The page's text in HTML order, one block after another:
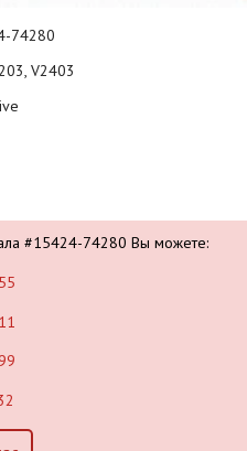
74280
V2403
#15424-74280 Вы можете: